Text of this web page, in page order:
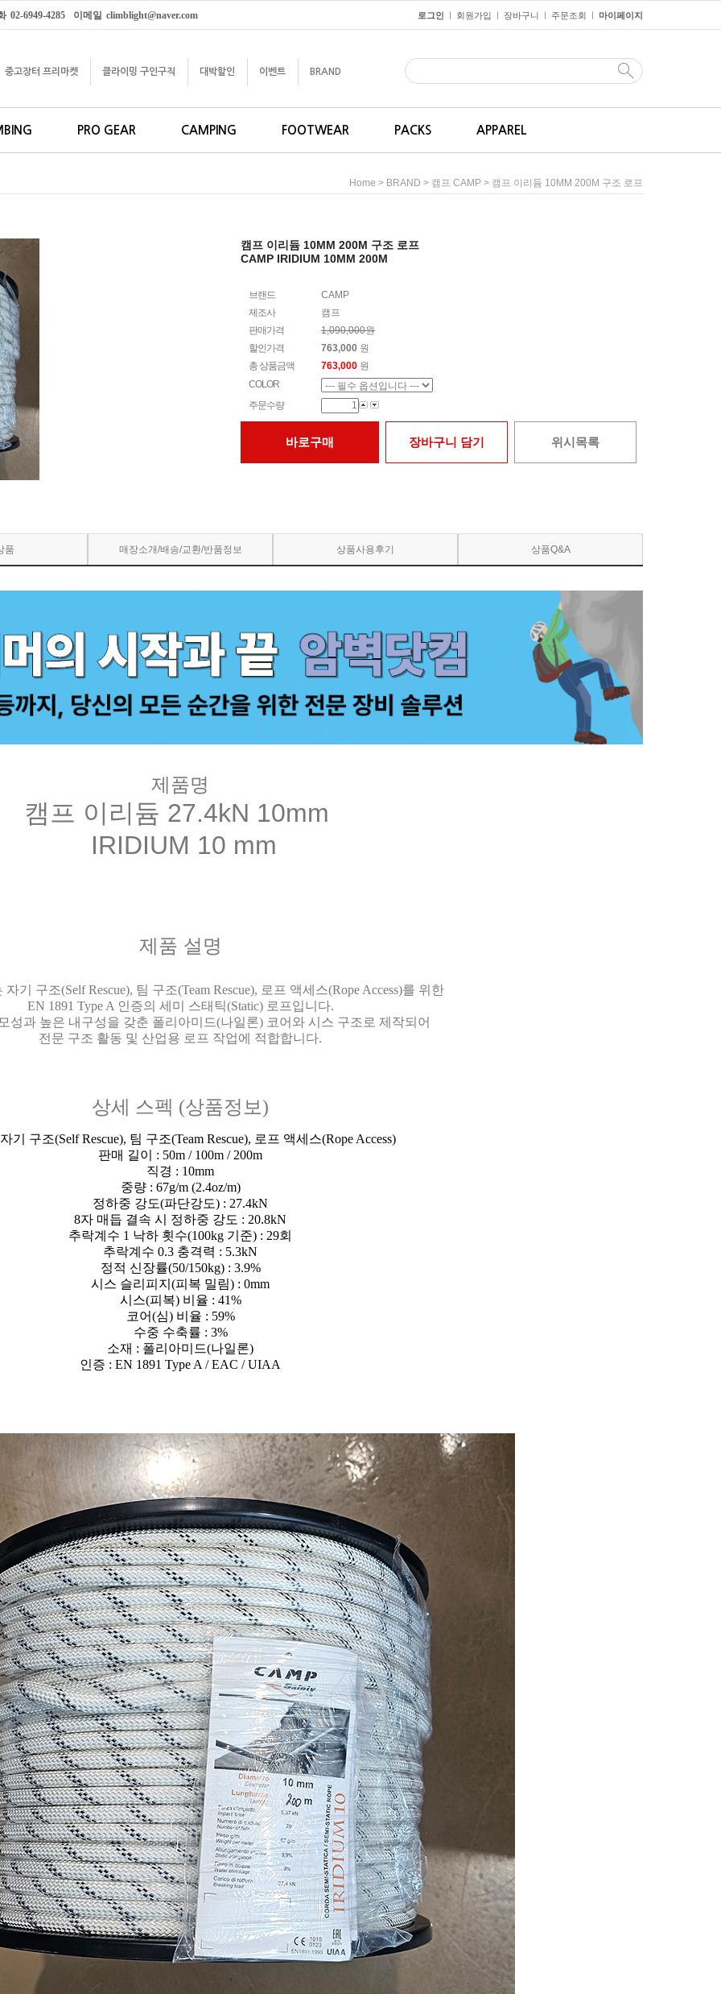
02-6949-4285 이메일 climblight@naver.com 로그인 ㅣ 회원가입 ㅣ 장바구니 ㅣ 주문조회 ㅣ 마이페이지
중고장터 프리마켓 클라이밍 구인구직 대박할인 이벤트 BRAND
PRO GEAR CAMPING FOOTWEAR PACKS APPAREL
Home > BRAND > 캠프 CAMP > 캠프 이리듐 10MM 200M 구조 로프
캠프 이리듐 10MM 200M 구조 로프
CAMP IRIDIUM 10MM 200M
브랜드
CAMP
제조사
캠프
판매가격
1,090,000원
할인가격
763,000 원
총 상품금액
763,000 원
COLOR
주문수량
바로구매 장바구니 담기 위시목록
품 매장소개/배송/교환/반품정보 상품사용후기 상품Q&A
제품명
캠프 이리듐 27.4kN 10mm
IRIDIUM 10 mm
제품 설명
자기 구조(Self Rescue), 팀 구조(Team Rescue), 로프 액세스(Rope Access)를 위한
EN 1891 Type A 인증의 세미 스태틱(Static) 로프입니다.
성과 높은 내구성을 갖춘 폴리아미드(나일론) 코어와 시스 구조로 제작되어
전문 구조 활동 및 산업용 로프 작업에 적합합니다.
상세 스펙 (상품정보)
기 구조(Self Rescue), 팀 구조(Team Rescue), 로프 액세스(Rope Access)
판매 길이 : 50m / 100m / 200m
직경 : 10mm
중량 : 67g/m (2.4oz/m)
정하중 강도(파단강도) : 27.4kN
8자 매듭 결속 시 정하중 강도 : 20.8kN
추락계수 1 낙하 횟수(100kg 기준) : 29회
추락계수 0.3 충격력 : 5.3kN
정적 신장률(50/150kg) : 3.9%
시스 슬리피지(피복 밀림) : 0mm
시스(피복) 비율 : 41%
코어(심) 비율 : 59%
수중 수축률 : 3%
소재 : 폴리아미드(나일론)
인증 : EN 1891 Type A / EAC / UIAA